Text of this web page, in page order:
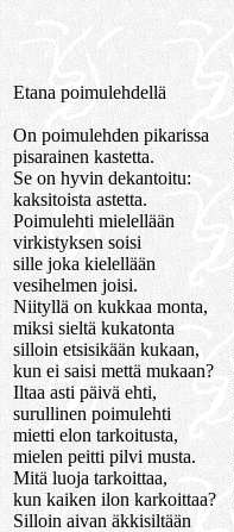
Etana poimulehdellä
On poimulehden pikarissa
pisarainen kastetta.
Se on hyvin dekantoitu:
kaksitoista astetta.
Poimulehti mielellään
virkistyksen soisi
sille joka kielellään
vesihelmen joisi.
Niityllä on kukkaa monta,
miksi sieltä kukatonta
silloin etsisikään kukaan,
kun ei saisi mettä mukaan?
Iltaa asti päivä ehti,
surullinen poimulehti
mietti elon tarkoitusta,
mielen peitti pilvi musta.
Mitä luoja tarkoittaa,
kun kaiken ilon karkoittaa?
Silloin aivan äkkisiltään